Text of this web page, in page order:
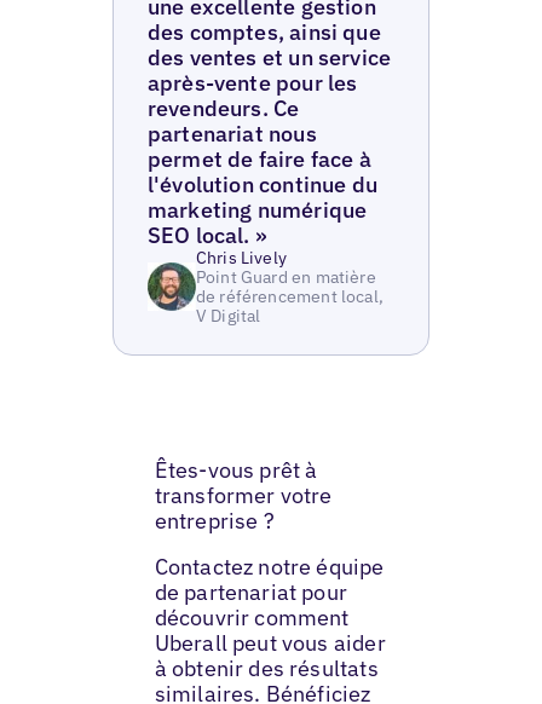
une excellente gestion
des comptes, ainsi que
des ventes et un service
après-vente pour les
revendeurs. Ce
partenariat nous
permet de faire face à
l'évolution continue du
marketing numérique
SEO local. »
Chris Lively
Point Guard en matière
de référencement local,
V Digital
Êtes-vous prêt à
transformer votre
entreprise ?
Contactez notre équipe
de partenariat pour
découvrir comment
Uberall peut vous aider
à obtenir des résultats
similaires. Bénéficiez